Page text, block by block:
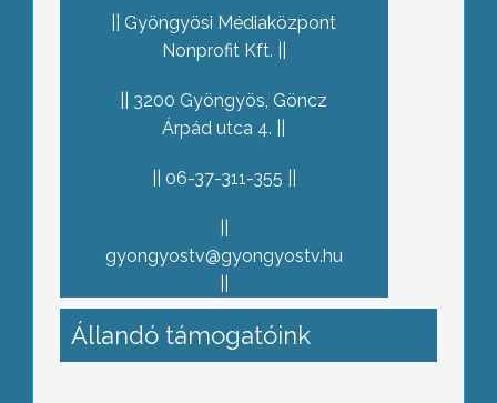
Gyöngyösi Médiaközpont
Nonprofit Kft.
3200 Gyöngyös, Göncz
Árpád utca 4.
06-37-311-355
gyongyostv@gyongyostv.hu
Állandó támogatóink